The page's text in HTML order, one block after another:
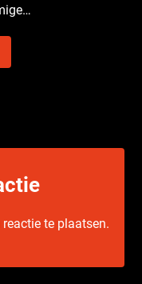
reactie te plaatsen.